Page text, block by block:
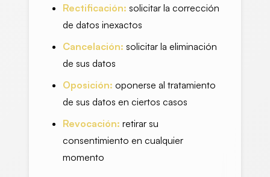
Rectificación: solicitar la corrección
de datos inexactos
Cancelación: solicitar la eliminación
de sus datos
Oposición: oponerse al tratamiento
de sus datos en ciertos casos
Revocación: retirar su
consentimiento en cualquier
momento